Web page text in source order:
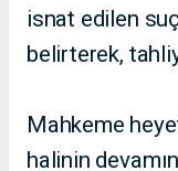
isnat edilen
belirterek,
Mahkeme
halinin